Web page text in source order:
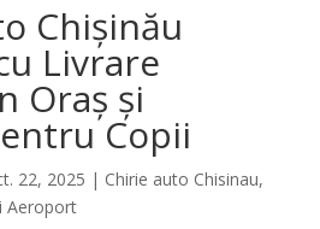
Chișinău
Livrare
Oraş și
Copii
22, 2025 | Chirie auto Chisinau,
Aeroport